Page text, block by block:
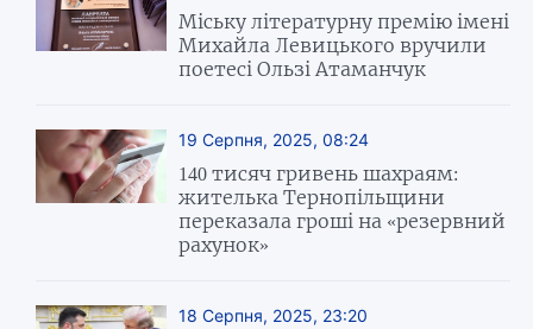
Міську літературну премію імені
Михайла Левицького вручили
поетесі Ользі Атаманчук
19 Серпня, 2025, 08:24
140 тисяч гривень шахраям:
жителька Тернопільщини
переказала гроші на «резервний
рахунок»
18 Серпня, 2025, 23:20